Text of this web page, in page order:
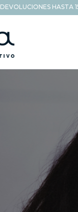
DEVOLUCIONES HASTA